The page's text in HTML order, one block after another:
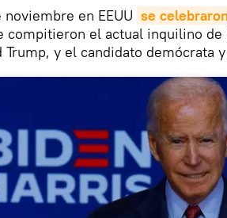
noviembre en EEUU se
compitieron el actual inquilino de
Trump, y el candidato demócrata